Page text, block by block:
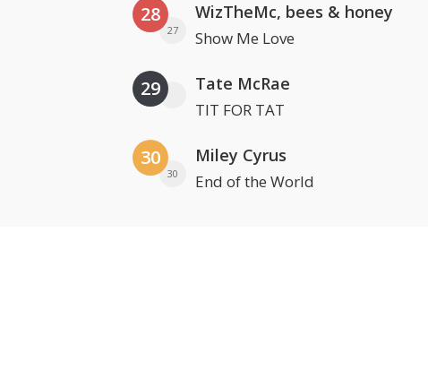
28
27
WizTheMc, bees & honey
Show Me Love
29 Tate McRae
TIT FOR TAT
30
30
Miley Cyrus
End of the World